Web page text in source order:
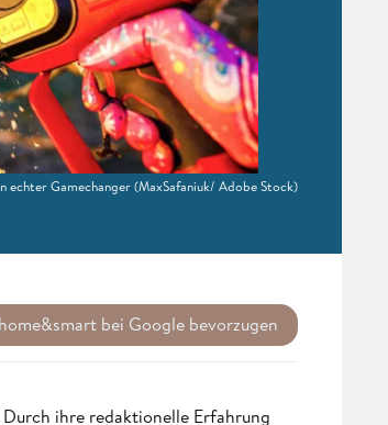
echter Gamechanger(MaxSafaniuk/ Adobe Stock)
home&smart bei Google bevorzugen
ihre redaktionelle Erfahrung